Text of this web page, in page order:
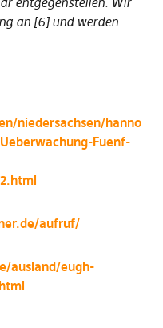
an [6] und werden
niedersachsen/hanno
Fuenf-
aufruf/
ausland/eugh-